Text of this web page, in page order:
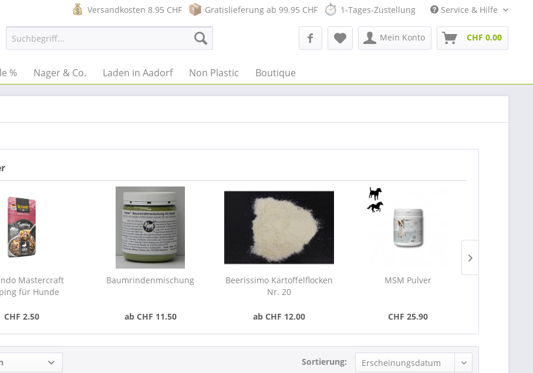
Versandkosten 8.95 CHF Gratislieferung ab 99.95 CHF 1-Tages-Zustellung Service & Hilfe
Mein Konto CHF 0.00
% Nager & Co. Laden in Aadorf Non Plastic Boutique
Mastercraft
für Hunde
CHF 2.50
Baumrindenmischung
ab CHF 11.50
Beerissimo Kartoffelflocken
Nr. 20
ab CHF 12.00
MSM Pulver
CHF 25.90
Sortierung: